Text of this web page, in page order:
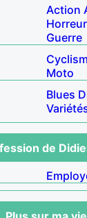
Action
Horreur
Guerre
Moto
Blues
de